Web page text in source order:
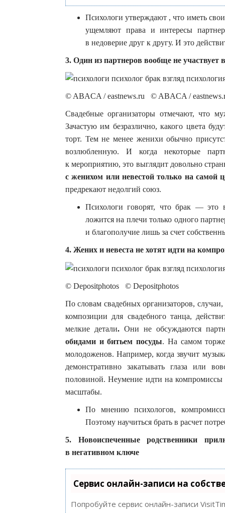
Психологи утверждают , что иметь
ущемляют права и интересы
в недоверие друг к другу. И это
3. Один из партнеров вообще не участвует
© ABACA / eastnews.ru © ABACA /
Свадебные организаторы отмечают, что
Зачастую им безразлично, какого цвета
торт. Тем не менее женихи обычно
возлюбленную. И когда некоторые
к мероприятию, это выглядит довольно
с женихом или невестой только на самой
предрекают недолгий союз.
Психологи говорят, что брак — это
ложится на плечи только одного
и благополучие лишь за счет
4. Жених и невеста не хотят идти на
© Depositphotos © Depositphotos
По словам свадебных организаторов,
композиции для свадебного танца,
мелкие детали. Они не обсуждаются
обидами и битьем посуды. На самом
молодоженов. Например, когда звучит
демонстративно закатывать глаза или
половиной. Неумение идти на компромиссы
масштабы.
По мнению психологов,
Поэтому научиться брать в расчет
5. Новоиспеченные родственники
в негативном ключе
Сервис онлайн-записи на
Попробуйте сервис онлайн-записи